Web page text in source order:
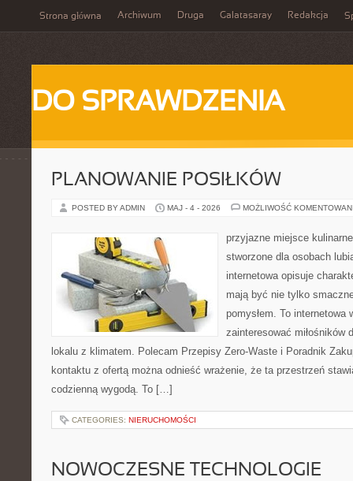
Strona główna Archiwum Druga Galatasaray Redakcja
DO SPRAWDZENIA
PLANOWANIE POSIŁKÓW
POSTED BY ADMIN MAJ - 4 - 2026 MOŻLIWOŚĆ
przyjazne miejsce
stworzone dla osobach
internetowa opisuje
mają być nie tylko
pomysłem. To internetowa
zainteresować miłośników
lokalu z klimatem. Polecam Przepisy Zero-Waste i Poradnik
kontaktu z ofertą można odnieść wrażenie, że ta przestrzeń
codzienną wygodą. To […]
CATEGORIES: NIERUCHOMOŚCI
NOWOCZESNE TECHNOLOGIE